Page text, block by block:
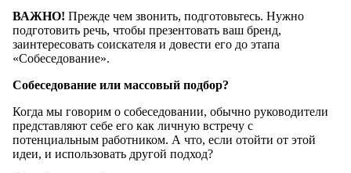
ВАЖНО! Прежде чем звонить, подготовьтесь. Нужно
подготовить речь, чтобы презентовать ваш бренд,
заинтересовать соискателя и довести его до этапа
«Собеседование».
Собеседование или массовый подбор?
Когда мы говорим о собеседовании, обычно руководители
представляют себе его как личную встречу с
потенциальным работником. А что, если отойти от этой
идеи, и использовать другой подход?